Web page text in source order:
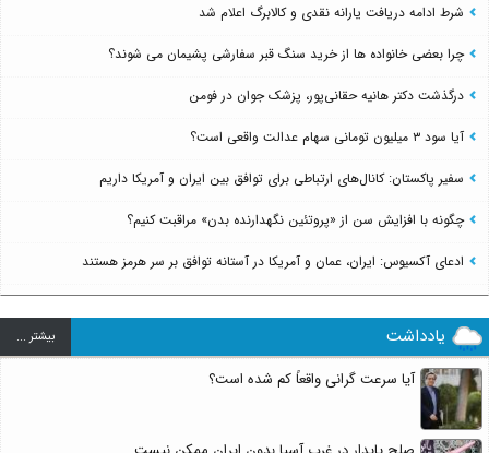
شرط ادامه دریافت یارانه نقدی و کالابرگ اعلام شد
چرا بعضی خانواده ها از خرید سنگ قبر سفارشی پشیمان می شوند؟
درگذشت دکتر هانیه حقانی‌پور، پزشک جوان در فومن
آیا سود ۳ میلیون تومانی سهام عدالت واقعی است؟
سفیر پاکستان: کانال‌های ارتباطی برای توافق بین ایران و آمریکا داریم
چگونه با افزایش سن از «پروتئین نگهدارنده بدن» مراقبت کنیم؟
ادعای آکسیوس: ایران، عمان و آمریکا در آستانه توافق بر سر هرمز هستند
یادداشت بيشتر ...
آیا سرعت گرانی واقعاً کم شده است؟